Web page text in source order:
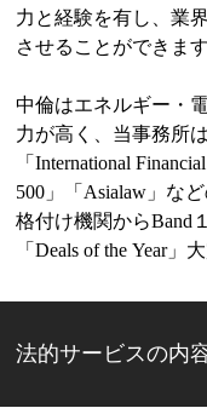
力と経験を有し、業
させることができま
中倫はエネルギー・
力が高く、当事務所
「International
500」「Asialaw」な
格付け機関からBand
「Deals of the Year
法的サービスの内